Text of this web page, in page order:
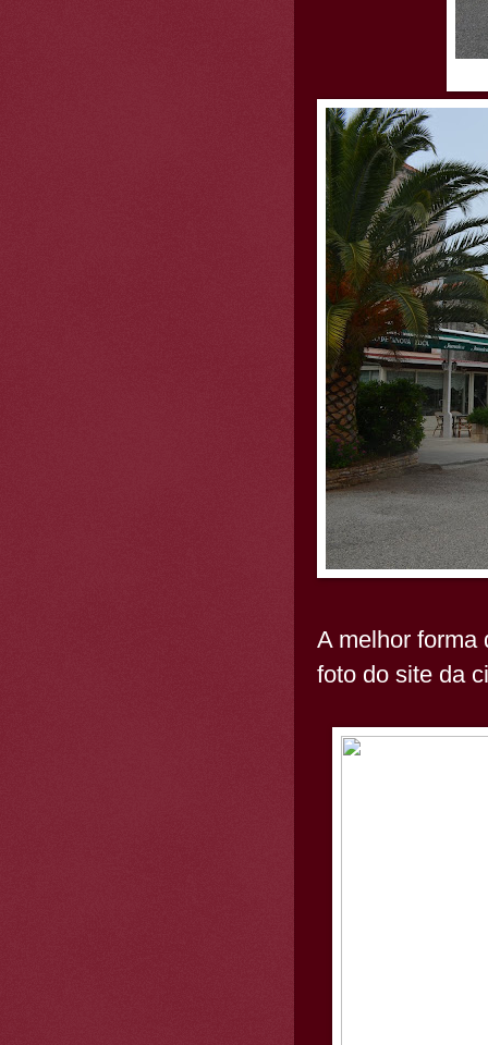
A melhor forma
foto do site da